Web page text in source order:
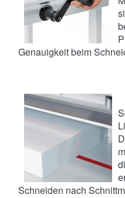
Genauigkeit beim
Schneiden nach